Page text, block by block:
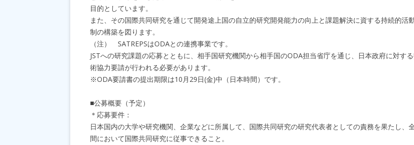
目的としています。
また、その国際共同研究を通じて開発途上国の自立的研究開発能力の向上と課題解決に資する持続的活
制の構築を図ります。
（注） SATREPSはODAとの連携事業です。
JSTへの研究課題の応募とともに、相手国研究機関から相手国のODA担当省庁を通じ、日本政府に対す
術協力要請が行われる必要があります。
※ODA要請書の提出期限は10月29日(金)中（日本時間）です。
■公募概要（予定）
＊応募要件：
日本国内の大学や研究機関、企業などに所属して、国際共同研究の研究代表者としての責務を果たし、
間において国際共同研究に従事できること。